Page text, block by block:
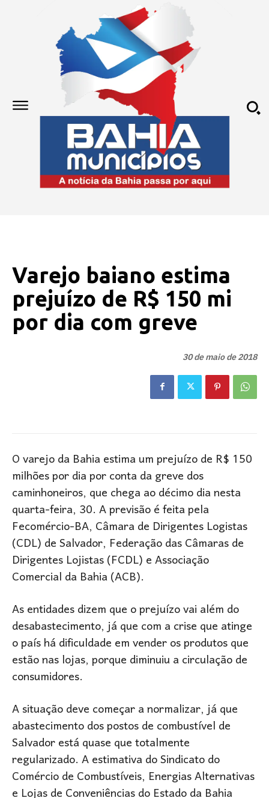
Varejo baiano estima
prejuízo de R$ 150 mi
por dia com greve
30 de maio de 2018
O varejo da Bahia estima um prejuízo de R$ 150
milhões por dia por conta da greve dos
caminhoneiros, que chega ao décimo dia nesta
quarta-feira, 30. A previsão é feita pela
Fecomércio-BA, Câmara de Dirigentes Logistas
(CDL) de Salvador, Federação das Câmaras de
Dirigentes Lojistas (FCDL) e Associação
Comercial da Bahia (ACB).
As entidades dizem que o prejuízo vai além do
desabastecimento, já que com a crise que atinge
o país há dificuldade em vender os produtos que
estão nas lojas, porque diminuiu a circulação de
consumidores.
A situação deve começar a normalizar, já que
abastecimento dos postos de combustível de
Salvador está quase que totalmente
regularizado. A estimativa do Sindicato do
Comércio de Combustíveis, Energias Alternativas